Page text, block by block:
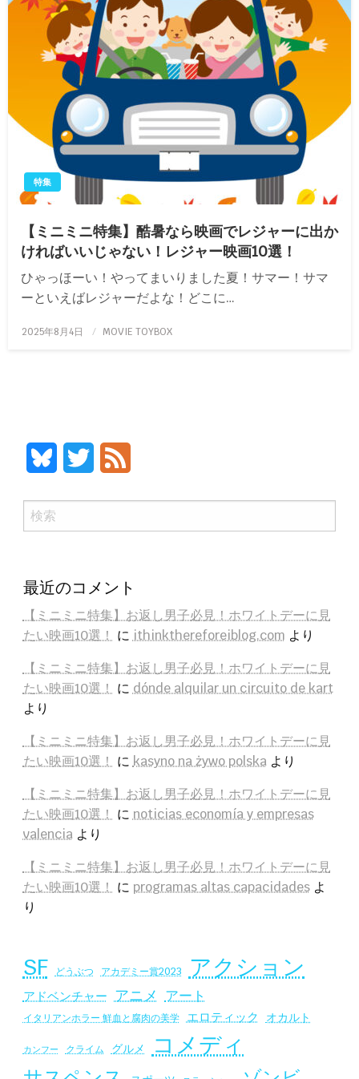
特集
【ミニミニ特集】酷暑なら映画でレジャーに出か
ければいいじゃない！レジャー映画10選！
ひゃっほーい！やってまいりました夏！サマー！サマ
ーといえばレジャーだよな！どこに…
投
2025年8月4日 MOVIE TOYBOX
Bluesky Twitter
検
索
最近のコメント
【ミニミニ特集】お返し男子必見！ホワイトデーに見
たい映画10選！ に ithinkthereforeiblog.com より
【ミニミニ特集】お返し男子必見！ホワイトデーに見
たい映画10選！ に dónde alquilar un circuito de kart
より
【ミニミニ特集】お返し男子必見！ホワイトデーに見
たい映画10選！ に kasyno na żywo polskaより
【ミニミニ特集】お返し男子必見！ホワイトデーに見
たい映画10選！ に noticias economía y empresas
valenciaより
【ミニミニ特集】お返し男子必見！ホワイトデーに見
たい映画10選！ に programas altas capacidadesよ
り
SF どうぶつ アカデミー賞2023 アクション
アドベンチャー アニメ アート
イタリアンホラー 鮮血と腐肉の美学 エロティック オカルト
カンフー クライム グルメ コメディ